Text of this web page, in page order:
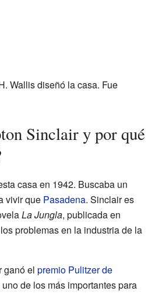
Wallis diseñó la casa. Fue
Sinclair y por qué
casa en 1942. Buscaba un
vivir que Pasadena. Sinclair es
La Jungla, publicada en
problemas en la industria de la
ganó el premio Pulitzer de
de los más importantes para